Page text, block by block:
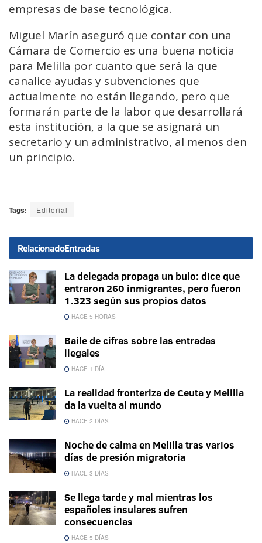
empresas de base tecnológica.
Miguel Marín aseguró que contar con una
Cámara de Comercio es una buena noticia
para Melilla por cuanto que será la que
canalice ayudas y subvenciones que
actualmente no están llegando, pero que
formarán parte de la labor que desarrollará
esta institución, a la que se asignará un
secretario y un administrativo, al menos den
un principio.
Tags: Editorial
RelacionadoEntradas
La delegada propaga un bulo: dice que
entraron 260 inmigrantes, pero fueron
1.323 según sus propios datos
HACE 5 HORAS
Baile de cifras sobre las entradas
ilegales
HACE 1 DÍA
La realidad fronteriza de Ceuta y Melilla
da la vuelta al mundo
HACE 2 DÍAS
Noche de calma en Melilla tras varios
días de presión migratoria
HACE 3 DÍAS
Se llega tarde y mal mientras los
españoles insulares sufren
consecuencias
HACE 5 DÍAS